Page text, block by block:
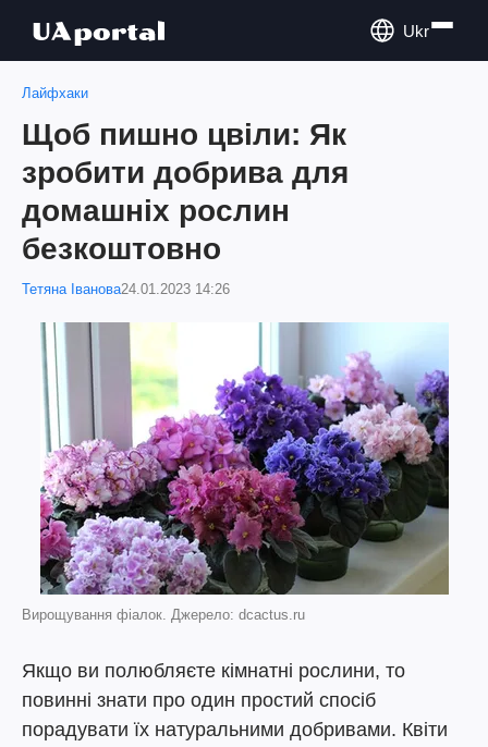
Ukr
Лайфхаки
Щоб пишно цвіли: Як
зробити добрива для
домашніх рослин
безкоштовно
Тетяна Іванова24.01.2023 14:26
Вирощування фіалок. Джерело: dcactus.ru
Якщо ви полюбляєте кімнатні рослини, то
повинні знати про один простий спосіб
порадувати їх натуральними добривами. Квіти